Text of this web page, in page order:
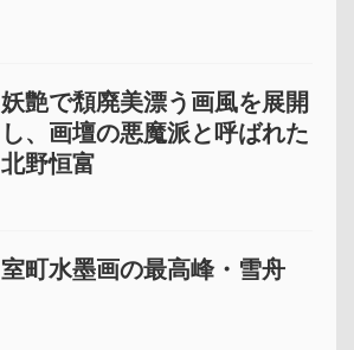
妖艶で頽廃美漂う画風を展開
し、画壇の悪魔派と呼ばれた
北野恒富
室町水墨画の最高峰・雪舟